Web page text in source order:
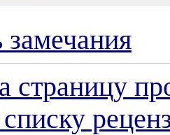
замечания
страницу